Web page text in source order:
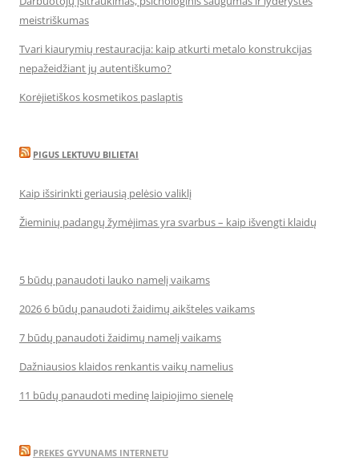
meistriškumas
Tvari kiaurymių restauracija: kaip atkurti metalo konstrukcijas
nepažeidžiant jų autentiškumo?
Korėjietiškos kosmetikos paslaptis
PIGUS LEKTUVU BILIETAI
Kaip išsirinkti geriausią pelėsio valiklį
Žieminių padangų žymėjimas yra svarbus – kaip išvengti klaidų
5 būdų panaudoti lauko namelį vaikams
2026 6 būdų panaudoti žaidimų aikšteles vaikams
7 būdų panaudoti žaidimų namelį vaikams
Dažniausios klaidos renkantis vaikų namelius
11 būdų panaudoti medinę laipiojimo sienelę
PREKES GYVUNAMS INTERNETU